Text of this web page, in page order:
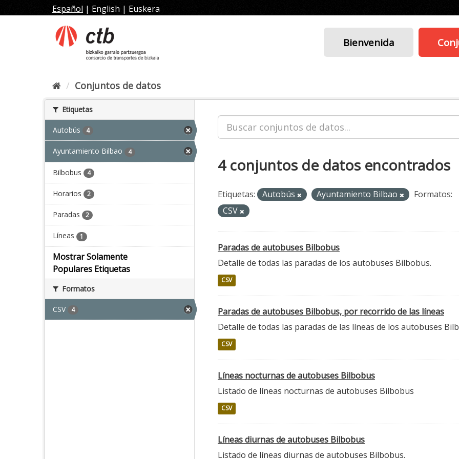
al
Español | English | Euskera
Bienvenida
Conjuntos de datos
Etiquetas
Autobús 4
Ayuntamiento Bilbao 4
Bilbobus 4
Horarios 2
Paradas 2
Líneas 1
Mostrar Solamente
Populares Etiquetas
Formatos
CSV 4
4 conjuntos de datos encontrados
Etiquetas: Autobús Ayuntamiento Bilbao
Formatos:
CSV
Paradas de autobuses Bilbobus
Detalle de todas las paradas de los autobuses Bilbobus.
CSV
Paradas de autobuses Bilbobus, por recorrido de las líneas
Detalle de todas las paradas de las líneas de los autobuses
CSV
Líneas nocturnas de autobuses Bilbobus
Listado de líneas nocturnas de autobuses Bilbobus
CSV
Líneas diurnas de autobuses Bilbobus
Listado de líneas diurnas de autobuses Bilbobus.